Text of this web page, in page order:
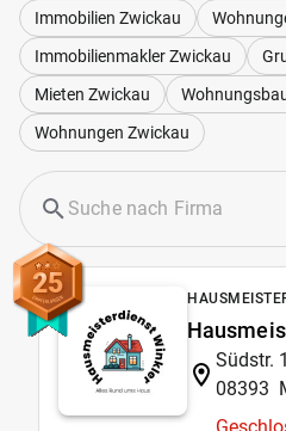
Immobilien Zwickau
Immobilienmakler Zwickau
Mieten Zwickau
Wohnungen Zwickau
25
Südstr.
08393